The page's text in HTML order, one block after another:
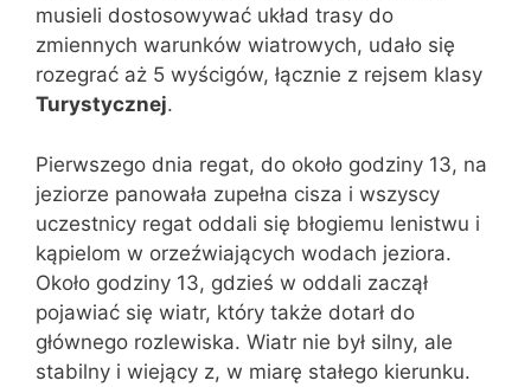
musieli dostosowywać układ trasy do
zmiennych warunków wiatrowych, udało się
rozegrać aż 5 wyścigów, łącznie z rejsem klasy
Turystycznej.
Pierwszego dnia regat, do około godziny 13, na
jeziorze panowała zupełna cisza i wszyscy
uczestnicy regat oddali się błogiemu lenistwu i
kąpielom w orzeźwiających wodach jeziora.
Około godziny 13, gdzieś w oddali zaczął
pojawiać się wiatr, który także dotarł do
głównego rozlewiska. Wiatr nie był silny, ale
stabilny i wiejący z, w miarę stałego kierunku.